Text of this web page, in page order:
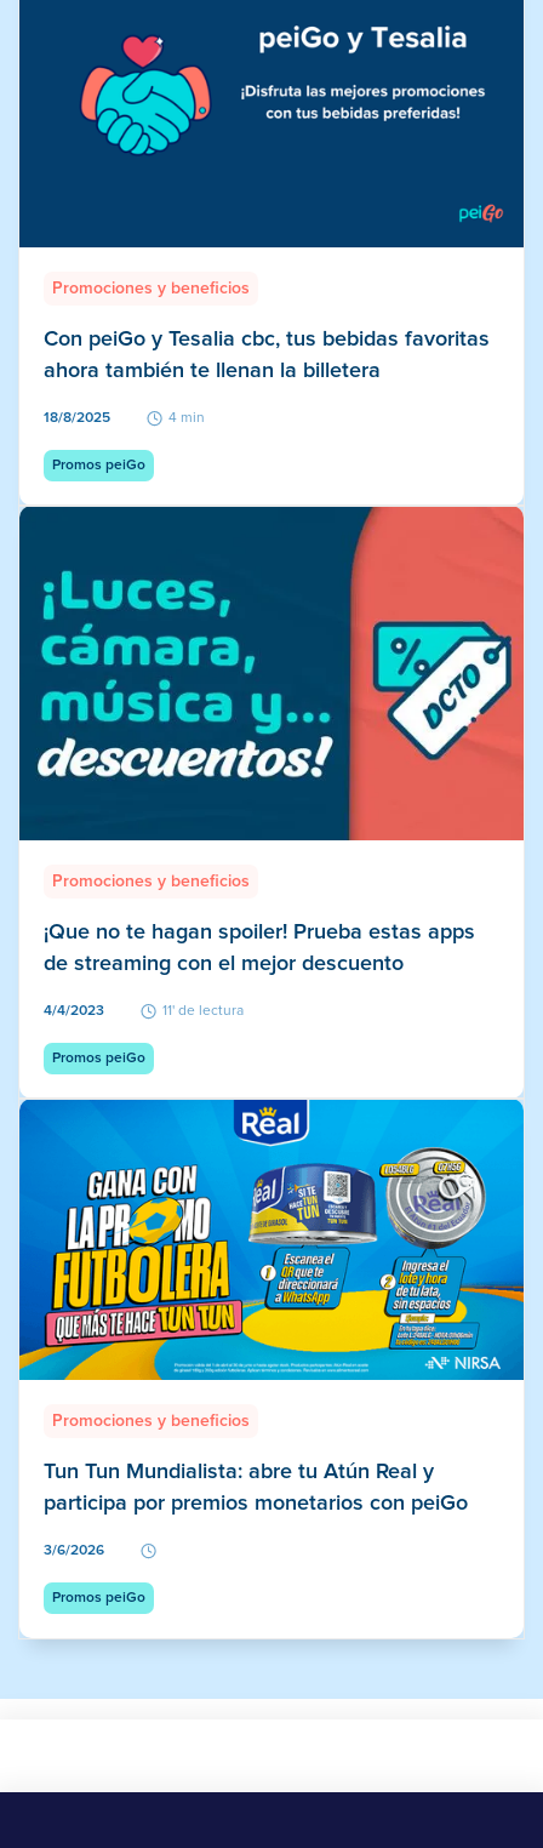
Promociones y beneficios
Con peiGo y Tesalia cbc, tus bebidas favoritas
ahora también te llenan la billetera
18/8/2025 4 min
Promos peiGo
Promociones y beneficios
¡Que no te hagan spoiler! Prueba estas apps
de streaming con el mejor descuento
4/4/2023 11' de lectura
Promos peiGo
Promociones y beneficios
Tun Tun Mundialista: abre tu Atún Real y
participa por premios monetarios con peiGo
3/6/2026
Promos peiGo